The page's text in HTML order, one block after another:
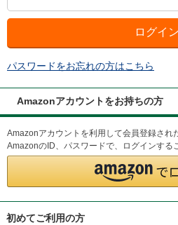
パスワードをお忘れの方はこちら
Amazonアカウントをお持ちの方
Amazonアカウントを利用して会員登録され
AmazonのID、パスワードで、ログインする
初めてご利用の方